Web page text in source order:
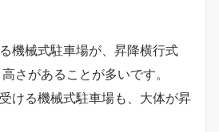
機械式駐車場が、昇降横行式
さがあることが多いです。
ける機械式駐車場も、大体が昇